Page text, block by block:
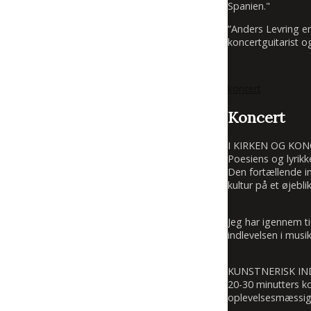
Spanien."
”Anders Levring
koncertguitarist
Koncert
I KIRKEN OG
Poesiens og
Den fortællende
kultur på et
Jeg har
indlevelsen i
KUNSTNERISK
20-30 minutters